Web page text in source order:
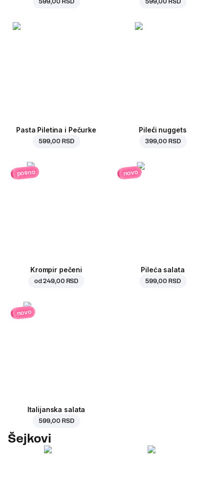
Pasta Piletina i Pečurke
599,00 RSD
Pileći nuggets
399,00 RSD
posno
Krompir pečeni
od249,00 RSD
novo
Pileća salata
599,00 RSD
novo
Italijanska salata
599,00 RSD
Šejkovi